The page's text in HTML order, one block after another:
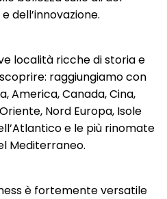
dell’innovazione.
località ricche di storia e
raggiungiamo con
America, Canada, Cina,
Nord Europa, Isole
e le più rinomate
Mediterraneo.
è fortemente versatile